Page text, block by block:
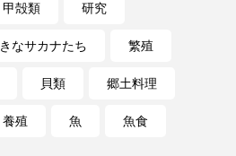
ヒゲソリダイ
ヒラマサ ヒラメ
甲殻類 研究
なサカナたち 繁殖
貝類 郷土料理
養殖 魚 魚食